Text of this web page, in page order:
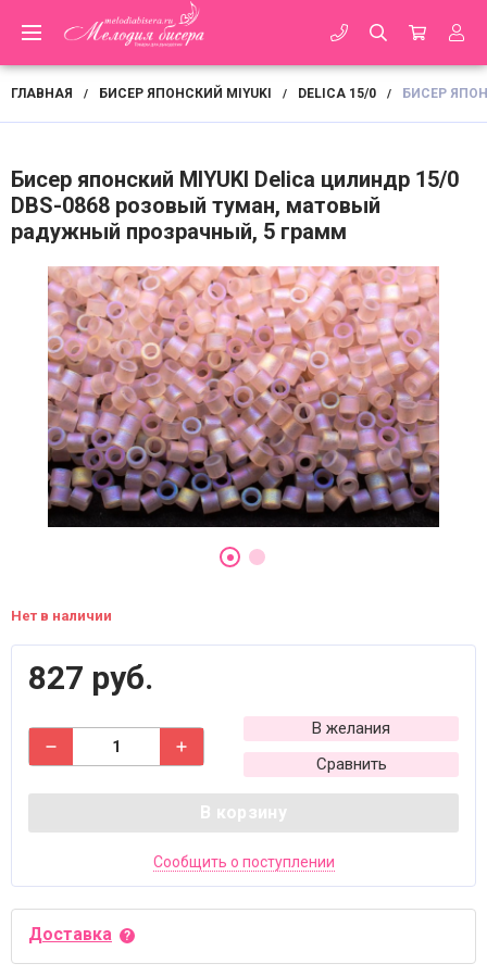
ГЛАВНАЯ / БИСЕР ЯПОНСКИЙ MIYUKI / DELICA 15/0 / БИСЕР
Бисер японский MIYUKI Delica цилиндр 15/0
DBS-0868 розовый туман, матовый
радужный прозрачный, 5 грамм
Нет в наличии
827 руб.
В желания
Сравнить
В корзину
Сообщить о поступлении
Доставка